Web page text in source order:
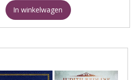
In winkelwagen